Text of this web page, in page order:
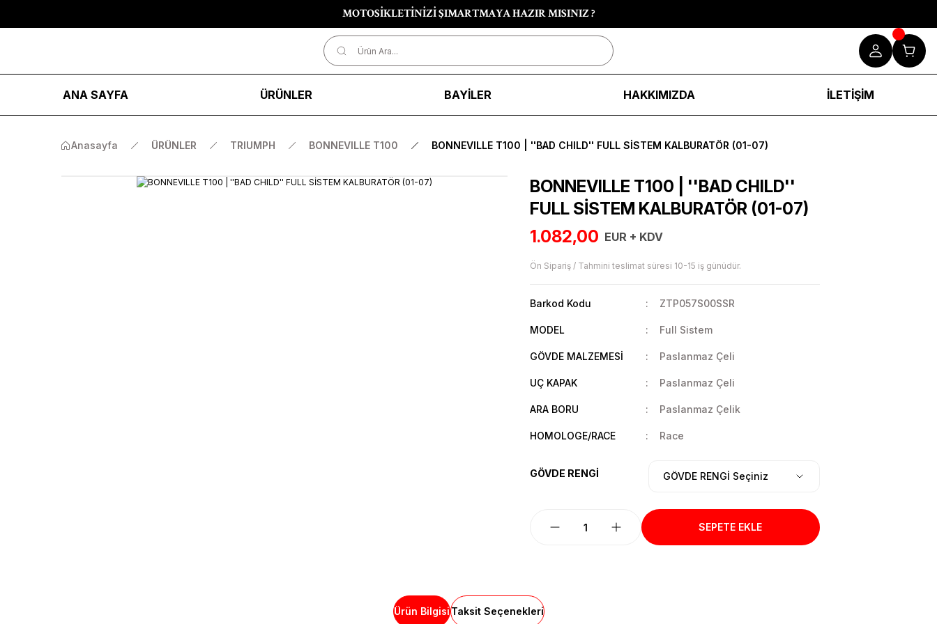
MOTOSİKLETİNİZİ ŞIMARTMAYA HAZIR MISINIZ ?
ANA SAYFA ÜRÜNLER BAYİLER HAKKIMIZDA İLETİŞİM
Anasayfa ÜRÜNLER TRIUMPH BONNEVILLE T100 BONNEVILLE T100 | ''BAD CHILD'' FULL SİSTEM KALBURATÖR (01-07)
BONNEVILLE T100 | ''BAD CHILD''
FULL SİSTEM KALBURATÖR (01-07)
1.082,00 EUR + KDV
Ön Sipariş / Tahmini teslimat süresi 10-15 iş günüdür.
Barkod Kodu ZTP057S00SSR
MODEL Full Sistem
GÖVDE MALZEMESİ Paslanmaz Çeli
UÇ KAPAK Paslanmaz Çeli
ARA BORU Paslanmaz Çelik
HOMOLOGE/RACE Race
GÖVDE RENGİ
SEPETE EKLE
Ürün BilgisiTaksit Seçenekleri